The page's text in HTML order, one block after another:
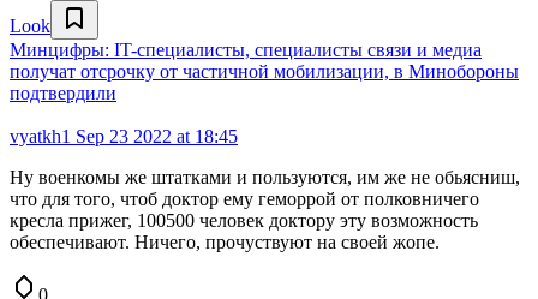
Look
Минцифры: IT-специалисты, специалисты связи и медиа
получат отсрочку от частичной мобилизации, в Минобороны
подтвердили
vyatkh1 Sep 23 2022 at 18:45
Ну военкомы же штатками и пользуются, им же не обьясниш,
что для того, чтоб доктор ему геморрой от полковничего
кресла прижег, 100500 человек доктору эту возможность
обеспечивают. Ничего, прочуствуют на своей жопе.
0